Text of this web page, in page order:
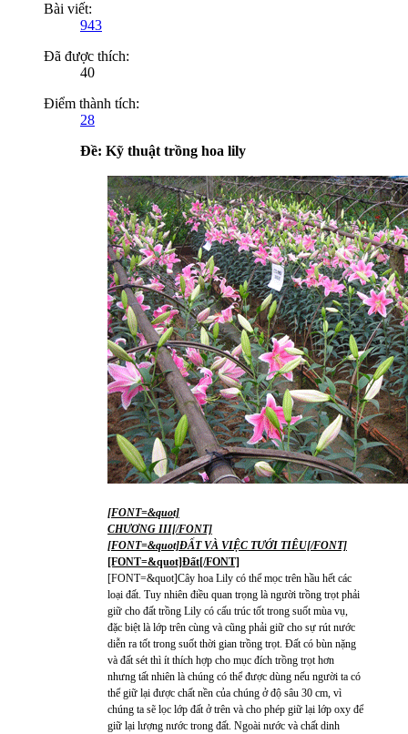
Bài viết:
943
Đã được thích:
40
Điểm thành tích:
28
Ðề: Kỹ thuật trồng hoa lily
[FONT=&quot]
CHƯƠNG III[/FONT]
[FONT=&quot]ĐẤT VÀ VIỆC TƯỚI TIÊU[/FONT]
[FONT=&quot]Đất[/FONT]
[FONT=&quot]Cây hoa Lily có thể mọc trên hầu hết các
loại đất. Tuy nhiên điều quan trọng là người trồng trọt phải
giữ cho đất trồng Lily có cấu trúc tốt trong suốt mùa vụ,
đặc biệt là lớp trên cùng và cũng phải giữ cho sự rút nước
diễn ra tốt trong suốt thời gian trồng trọt. Đất có bùn nặng
và đất sét thì ít thích hợp cho mục đích trồng trọt hơn
nhưng tất nhiên là chúng có thể được dùng nếu người ta có
thể giữ lại được chất nền của chúng ở độ sâu 30 cm, vì
chúng ta sẽ lọc lớp đất ở trên và cho phép giữ lại lớp oxy để
giữ lại lượng nước trong đất. Ngoài nước và chất dinh